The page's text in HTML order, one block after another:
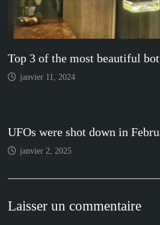
Top 3 of the most beautiful
janvier 11, 2024
UFOs were shot down in
janvier 2, 2025
Laisser un commentaire